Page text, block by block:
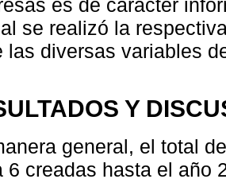
es de carácter
se realizó la
las diversas variables
Y
general, el total
6 creadas hasta el año